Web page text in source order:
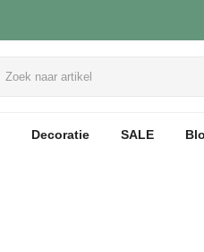
Decoratie SALE